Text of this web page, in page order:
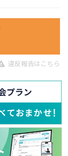
違反報告はこちら